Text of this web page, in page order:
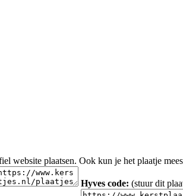
website plaatsen. Ook kun je het plaatje
Hyves code: (stuur dit